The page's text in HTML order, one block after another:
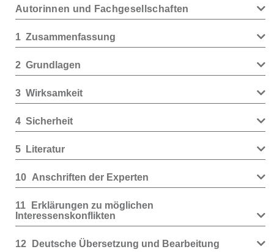
Autorinnen und Fachgesellschaften
1 Zusammenfassung
2 Grundlagen
3 Wirksamkeit
4 Sicherheit
5 Literatur
10 Anschriften der Experten
11
Erklärungen zu möglichen
Interessenskonflikten
12 Deutsche Übersetzung und Bearbeitung